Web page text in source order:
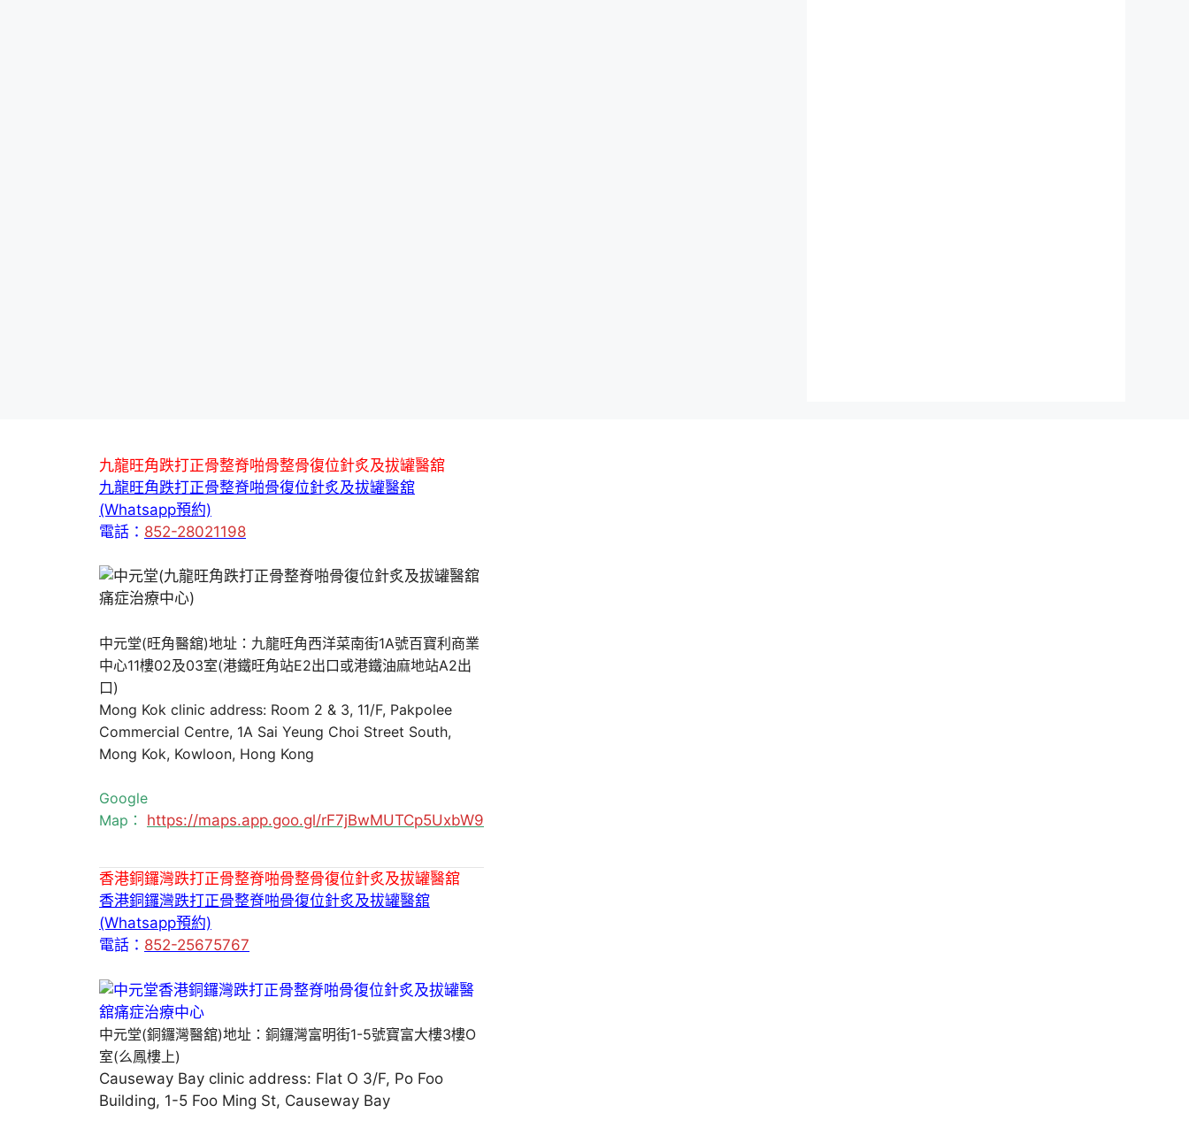
九龍旺角跌打正骨整脊啪骨整骨復位針炙及拔罐醫舘
九龍旺角跌打正骨整脊啪骨復位針炙及拔罐醫舘
(Whatsapp預約)
電話： 852-28021198
中元堂(旺角醫舘)地址：九龍旺角西洋菜南街1A號百寶利商業
中心11樓02及03室(港鐵旺角站E2出口或港鐵油麻地站A2出
口)
Mong Kok clinic address: Room 2 & 3, 11/F, Pakpolee
Commercial Centre, 1A Sai Yeung Choi Street South,
Mong Kok, Kowloon, Hong Kong
Google
Map： https://maps.app.goo.gl/rF7jBwMUTCp5UxbW9
香港銅鑼灣跌打正骨整脊啪骨整骨復位針炙及拔罐醫舘
香港銅鑼灣跌打正骨整脊啪骨復位針炙及拔罐醫舘
(Whatsapp預約)
電話： 852-25675767
中元堂(銅鑼灣醫舘)地址：銅鑼灣富明街1-5號寶富大樓3樓O
室(么鳳樓上)
Causeway Bay clinic address: Flat O 3/F, Po Foo
Building, 1-5 Foo Ming St, Causeway Bay